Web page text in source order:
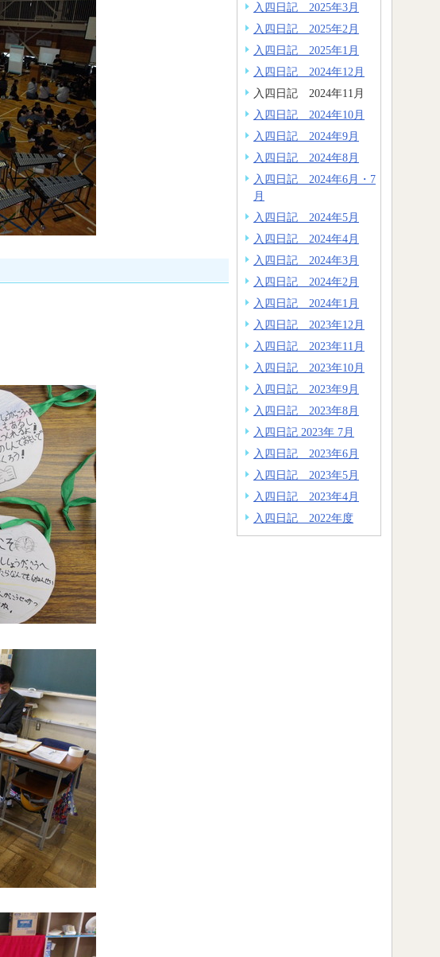
入四日記 2025年3月
入四日記 2025年2月
入四日記 2025年1月
入四日記 2024年12月
入四日記 2024年11月
入四日記 2024年10月
入四日記 2024年9月
入四日記 2024年8月
入四日記 2024年6月・7
月
入四日記 2024年5月
入四日記 2024年4月
入四日記 2024年3月
入四日記 2024年2月
入四日記 2024年1月
入四日記 2023年12月
入四日記 2023年11月
入四日記 2023年10月
入四日記 2023年9月
入四日記 2023年8月
入四日記 2023年 7月
入四日記 2023年6月
入四日記 2023年5月
入四日記 2023年4月
入四日記 2022年度